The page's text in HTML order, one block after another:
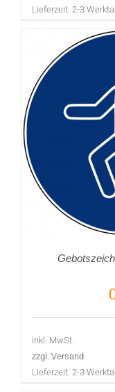
Lieferzeit: 2-3
inkl. MwSt.
zzgl. Versand
Lieferzeit: 2-3